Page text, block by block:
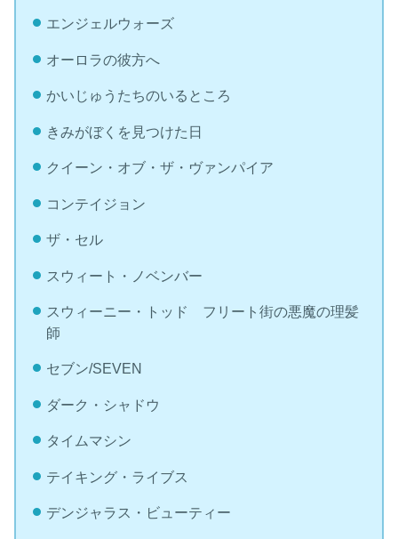
エンジェルウォーズ
オーロラの彼方へ
かいじゅうたちのいるところ
きみがぼくを見つけた日
クイーン・オブ・ザ・ヴァンパイア
コンテイジョン
ザ・セル
スウィート・ノベンバー
スウィーニー・トッド フリート街の悪魔の理髪
師
セブン/SEVEN
ダーク・シャドウ
タイムマシン
テイキング・ライブス
デンジャラス・ビューティー